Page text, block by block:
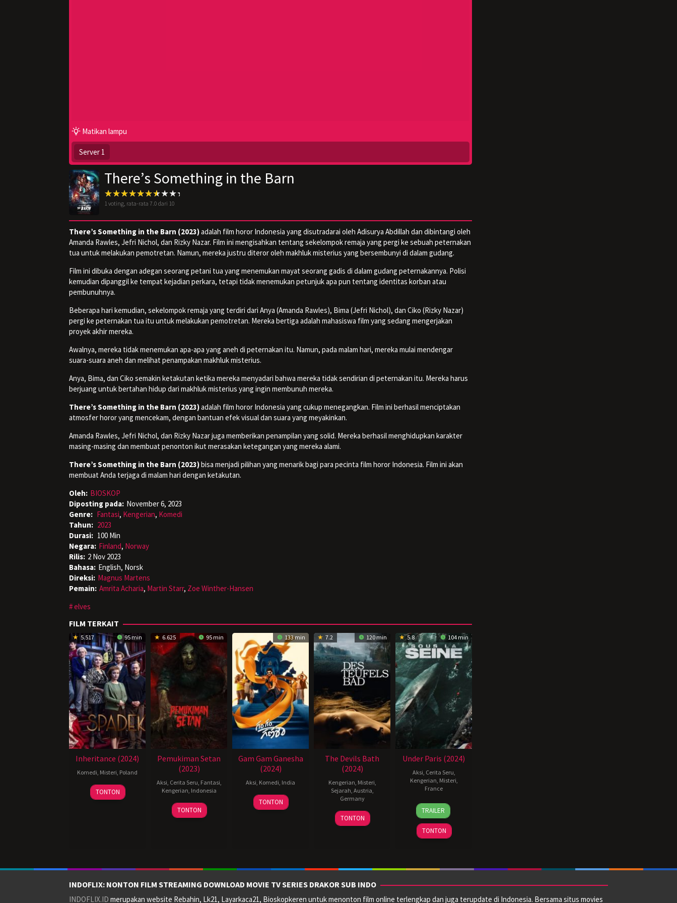
Matikan lampu
Server 1
There’s Something in the Barn
1 voting, rata-rata 7.0 dari 10
There’s Something in the Barn (2023)adalah film horor Indonesia yang disutradarai oleh Adisurya Abdillah dan dibintangi oleh
Amanda Rawles, Jefri Nichol, dan Rizky Nazar. Film ini mengisahkan tentang sekelompok remaja yang pergi ke sebuah peternakan
tua untuk melakukan pemotretan. Namun, mereka justru diteror oleh makhluk misterius yang bersembunyi di dalam gudang.
Film ini dibuka dengan adegan seorang petani tua yang menemukan mayat seorang gadis di dalam gudang peternakannya. Polisi
kemudian dipanggil ke tempat kejadian perkara, tetapi tidak menemukan petunjuk apa pun tentang identitas korban atau
pembunuhnya.
Beberapa hari kemudian, sekelompok remaja yang terdiri dari Anya (Amanda Rawles), Bima (Jefri Nichol), dan Ciko (Rizky Nazar)
pergi ke peternakan tua itu untuk melakukan pemotretan. Mereka bertiga adalah mahasiswa film yang sedang mengerjakan
proyek akhir mereka.
Awalnya, mereka tidak menemukan apa-apa yang aneh di peternakan itu. Namun, pada malam hari, mereka mulai mendengar
suara-suara aneh dan melihat penampakan makhluk misterius.
Anya, Bima, dan Ciko semakin ketakutan ketika mereka menyadari bahwa mereka tidak sendirian di peternakan itu. Mereka harus
berjuang untuk bertahan hidup dari makhluk misterius yang ingin membunuh mereka.
There’s Something in the Barn (2023)adalah film horor Indonesia yang cukup menegangkan. Film ini berhasil menciptakan
atmosfer horor yang mencekam, dengan bantuan efek visual dan suara yang meyakinkan.
Amanda Rawles, Jefri Nichol, dan Rizky Nazar juga memberikan penampilan yang solid. Mereka berhasil menghidupkan karakter
masing-masing dan membuat penonton ikut merasakan ketegangan yang mereka alami.
There’s Something in the Barn (2023)bisa menjadi pilihan yang menarik bagi para pecinta film horor Indonesia. Film ini akan
membuat Anda terjaga di malam hari dengan ketakutan.
Oleh: BIOSKOP
Diposting pada: November 6, 2023
Genre: Fantasi, Kengerian, Komedi
Tahun: 2023
Durasi: 100 Min
Negara: Finland, Norway
Rilis: 2 Nov 2023
Bahasa: English, Norsk
Direksi: Magnus Martens
Pemain: Amrita Acharia, Martin Starr, Zoe Winther-Hansen
elves
FILM TERKAIT
5.517 95 min
Inheritance (2024)
Komedi Misteri Poland
19
Jun
Sylwester
Jakimow
TONTON
6.625 95 min
Pemukiman Setan
(2023)
Aksi Cerita Seru Fantasi
Kengerian Indonesia
25
Jan
Charles
Gozali
TONTON
133 min
Gam Gam Ganesha
(2024)
Aksi Komedi India
31
May
Uday
Shetty
TONTON
7.2 120 min
The Devils Bath
(2024)
Kengerian Misteri
Sejarah Austria
Germany
8
Mar
Veronika
Franz
TONTON
5.8 104 min
Under Paris (2024)
Aksi Cerita Seru
Kengerian Misteri
France
5
Jun
2024
Xavier
Gens
TRAILER
TONTON
INDOFLIX: NONTON FILM STREAMING DOWNLOAD MOVIE TV SERIES DRAKOR SUB INDO
INDOFLIX.ID merupakan website Rebahin, Lk21, Layarkaca21, Bioskopkeren untuk menonton film online terlengkap dan juga terupdate di Indonesia. Bersama situs movies